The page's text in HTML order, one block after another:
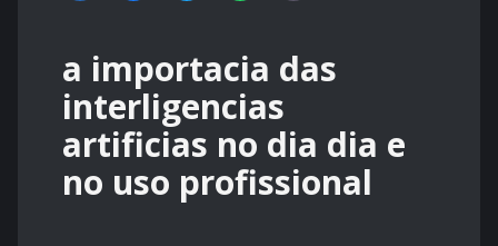
a importacia das
interligencias
artificias no dia dia e
no uso profissional